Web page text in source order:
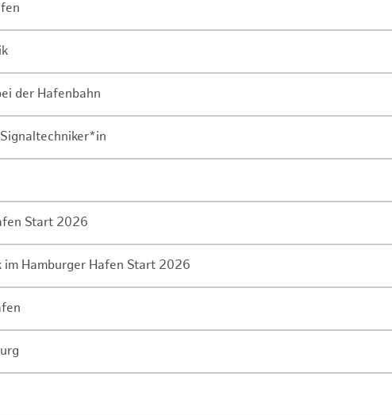
der Hafenbahn
Start 2026
Hamburger Hafen Start 2026